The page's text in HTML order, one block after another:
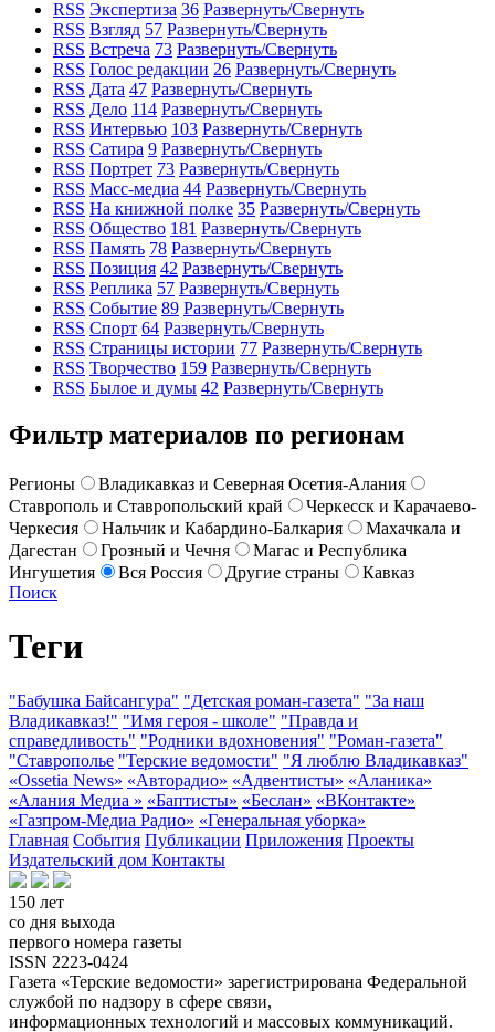
RSS Экспертиза 36 Развернуть/Свернуть
RSS Взгляд 57 Развернуть/Свернуть
RSS Встреча 73 Развернуть/Свернуть
RSS Голос редакции 26 Развернуть/Свернуть
RSS Дата 47 Развернуть/Свернуть
RSS Дело 114 Развернуть/Свернуть
RSS Интервью 103 Развернуть/Свернуть
RSS Сатира 9 Развернуть/Свернуть
RSS Портрет 73 Развернуть/Свернуть
RSS Масс-медиа 44 Развернуть/Свернуть
RSS На книжной полке 35 Развернуть/Свернуть
RSS Общество 181 Развернуть/Свернуть
RSS Память 78 Развернуть/Свернуть
RSS Позиция 42 Развернуть/Свернуть
RSS Реплика 57 Развернуть/Свернуть
RSS Событие 89 Развернуть/Свернуть
RSS Спорт 64 Развернуть/Свернуть
RSS Страницы истории 77 Развернуть/Свернуть
RSS Творчество 159 Развернуть/Свернуть
RSS Былое и думы 42 Развернуть/Свернуть
Фильтр материалов по регионам
Регионы
Владикавказ и Северная Осетия-Алания
Ставрополь и Ставропольский край
Черкесск и Карачаево-
Черкесия
Нальчик и Кабардино-Балкария
Махачкала и
Дагестан
Грозный и Чечня
Магас и Республика
Ингушетия
Вся Россия Другие страны
Кавказ
Поиск
Теги
"Бабушка Байсангура" "Детская роман-газета" "За наш
Владикавказ!" "Имя героя - школе" "Правда и
справедливость" "Родники вдохновения" "Роман-газета"
"Ставрополье "Терские ведомости" "Я люблю Владикавказ"
«Ossetia News» «Авторадио» «Адвентисты» «Аланика»
«Алания Медиа » «Баптисты» «Беслан» «ВКонтакте»
«Газпром-Медиа Радио» «Генеральная уборка»
Главная События Публикации Приложения Проекты
Издательский дом Контакты
150 лет
со дня выхода
первого номера газеты
ISSN 2223-0424
Газета «Терские ведомости» зарегистрирована Федеральной
службой по надзору в сфере связи,
информационных технологий и массовых коммуникаций.